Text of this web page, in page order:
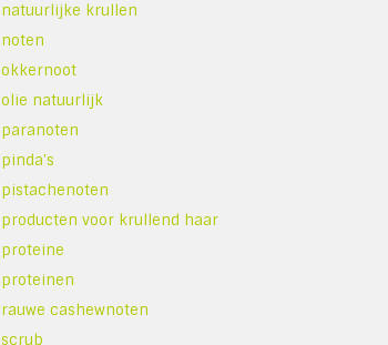
natuurlijke krullen
noten
okkernoot
olie natuurlijk
paranoten
pinda's
pistachenoten
producten voor krullend haar
proteine
proteinen
rauwe cashewnoten
scrub